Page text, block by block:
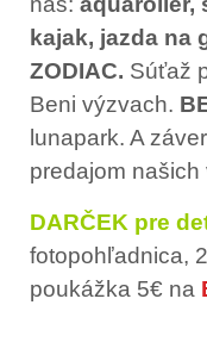
kajak, jazda na
ZODIAC. Súťaž
Beni výzvach.
lunapark. A
predajom našich
DARČEK pre
fotopohľadnica,
poukážka 5€ na